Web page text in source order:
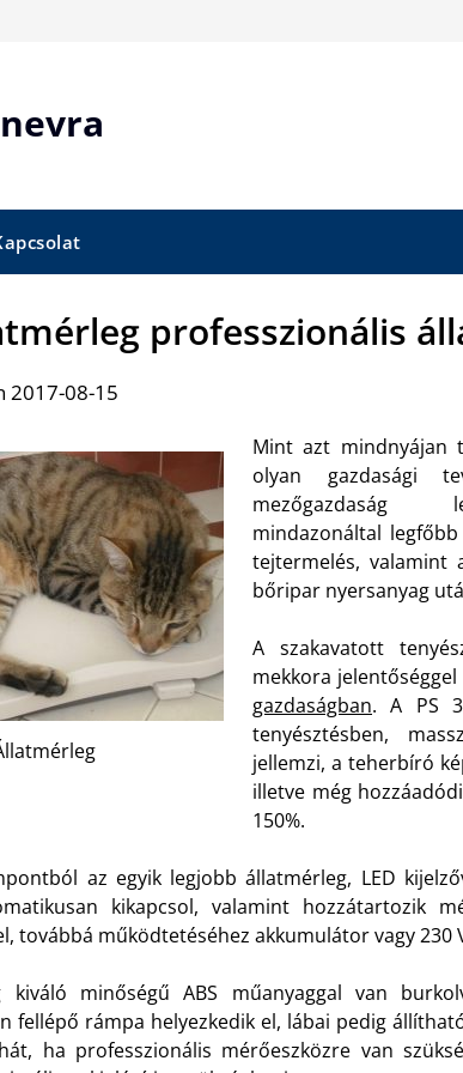
professzionális
2017-08-15
Mint azt mindnyájan
olyan gazdasági
mezőgazdaság
mindazonáltal
tejtermelés, valamint
bőripar nyersanyag
A szakavatott
mekkora
gazdaságban. A PS
tenyésztésben,
jellemzi, a teherbíró
illetve még
150%.
az egyik legjobb állatmérleg, LED
kikapcsol, valamint hozzátartozik
továbbá működtetéséhez akkumulátor vagy 230
kiváló minőségű ABS műanyaggal van
fellépő rámpa helyezkedik el, lábai pedig
ha professzionális mérőeszközre van